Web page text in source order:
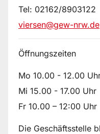
Tel: 02162/8903122
viersen@gew-nrw.de
Öffnungszeiten
Mo 10.00 - 12.00
Mi 15.00 - 17.00 Uhr
Fr 10.00 – 12:00 Uhr
Die Geschäftsstelle